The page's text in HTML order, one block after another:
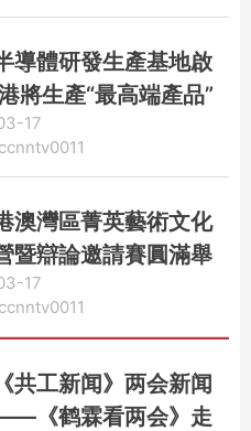
導體研發生產基地啟
將生產“最高端產品”
17
澳灣區菁英藝術文化
暨辯論邀請賽圓滿舉
17
共工新闻》两会新闻
《鹤霖看两会》走